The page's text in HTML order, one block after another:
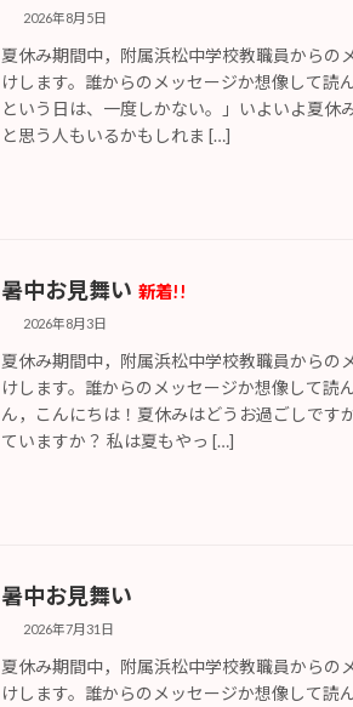
2026年8月5日
夏休み期間中，附属浜松中学校教職員からの
けします。誰からのメッセージか想像して読
という日は、一度しかない。」いよいよ夏休
と思う人もいるかもしれま […]
暑中お見舞い 新着!!
2026年8月3日
夏休み期間中，附属浜松中学校教職員からの
けします。誰からのメッセージか想像して読
ん，こんにちは！夏休みはどうお過ごしです
ていますか？ 私は夏もやっ […]
暑中お見舞い
2026年7月31日
夏休み期間中，附属浜松中学校教職員からの
けします。誰からのメッセージか想像して読